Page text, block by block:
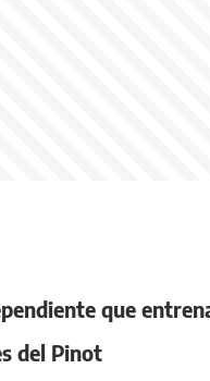
que
del Pinot